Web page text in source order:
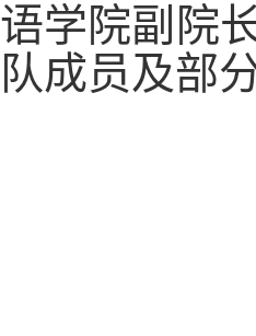
语学院副院
队成员及部